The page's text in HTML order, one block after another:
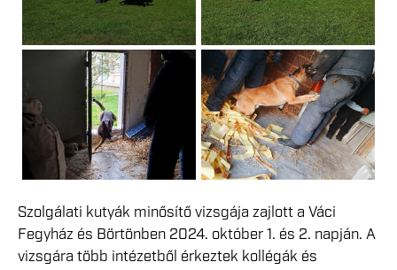
Szolgálati kutyák minősítő vizsgája zajlott a Váci
Fegyház és Börtönben 2024. október 1. és 2. napján. A
vizsgára több intézetből érkeztek kollégák és